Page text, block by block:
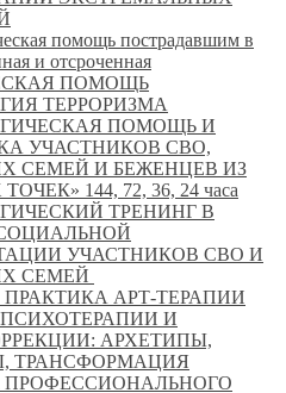
помощь пострадавшим в
и отсроченная
ПОМОЩЬ
ТЕРРОРИЗМА
ПОМОЩЬ И
УЧАСТНИКОВ СВО,
СЕМЕЙ И БЕЖЕНЦЕВ ИЗ
144, 72, 36, 24 часа
ТРЕНИНГ В
УЧАСТНИКОВ СВО И
СЕМЕЙ
АРТ-ТЕРАПИИ
И
АРХЕТИПЫ,
ТРАНСФОРМАЦИЯ